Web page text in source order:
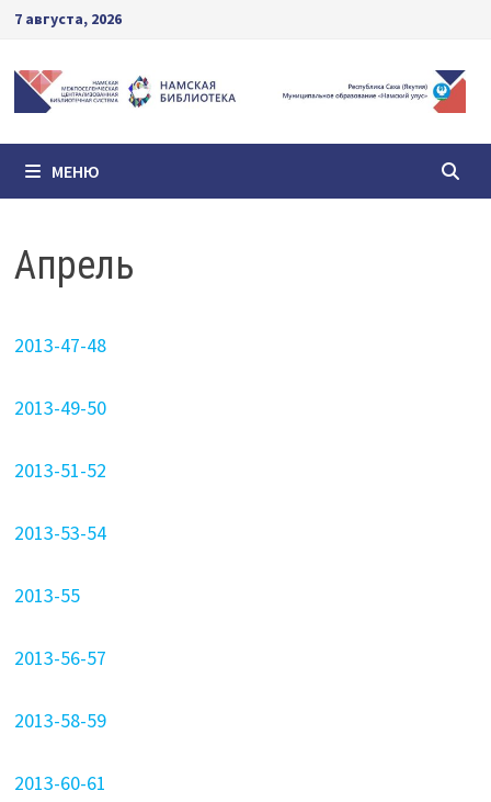
Перейти
содержимому
7 августа, 2026
МЕНЮ
Апрель
2013-47-48
2013-49-50
2013-51-52
2013-53-54
2013-55
2013-56-57
2013-58-59
2013-60-61